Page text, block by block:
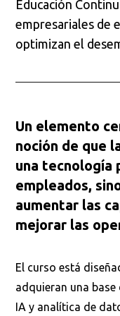
Educación
empresariales de
optimizan el
Un elemento
noción de que
una tecnología
empleados,
aumentar las
mejorar las
El curso está
adquieran una
IA y analítica de